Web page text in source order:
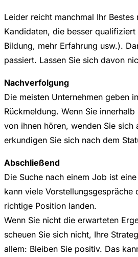
Leider reicht manchmal Ihr
Kandidaten, die besser
Bildung, mehr Erfahrung usw.).
passiert. Lassen Sie sich davon
Nachverfolgung
Die meisten Unternehmen geben
Rückmeldung. Wenn Sie
von ihnen hören, wenden Sie sich
erkundigen Sie sich nach dem
Abschließend
Die Suche nach einem Job ist
kann viele Vorstellungsgespräche
richtige Position landen.
Wenn Sie nicht die erwarteten
scheuen Sie sich nicht, Ihre
allem: Bleiben Sie positiv. Das